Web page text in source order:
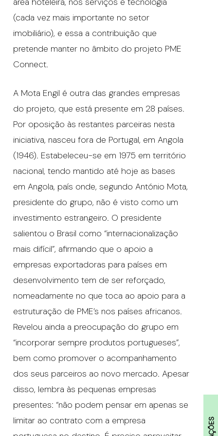
(cada vez mais importante no setor
imobiliário), e essa a contribuição que
pretende manter no âmbito do projeto PME
Connect.
A Mota Engil é outra das grandes empresas
do projeto, que está presente em 28 países.
Por oposição às restantes parceiras nesta
iniciativa, nasceu fora de Portugal, em Angola
(1946). Estabeleceu-se em 1975 em território
nacional, tendo mantido até hoje as bases
em Angola, país onde, segundo António Mota,
presidente do grupo, não é visto como um
investimento estrangeiro. O presidente
salientou o Brasil como “internacionalização
mais difícil”, afirmando que o apoio a
empresas exportadoras para países em
desenvolvimento tem de ser reforçado,
nomeadamente no que toca ao apoio para a
estruturação de PME’s nos países africanos.
Revelou ainda a preocupação do grupo em
“incorporar sempre produtos portugueses”,
bem como promover o acompanhamento
dos seus parceiros ao novo mercado. Apesar
disso, lembra às pequenas empresas
presentes: “não podem pensar em apenas se
limitar ao contrato com a empresa